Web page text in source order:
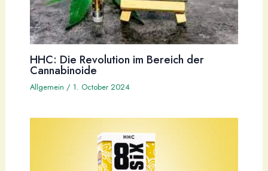
HHC: Die Revolution im Bereich der
Cannabinoide
Allgemein / 1. October 2024